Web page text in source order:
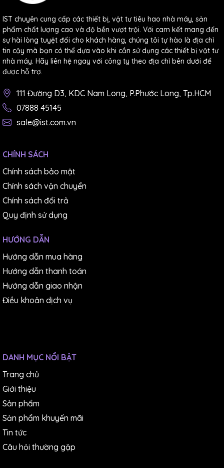
IST chuyên cung cấp các thiết bị, vật tư tiêu hao nhà máy, sản
phẩm chất lượng cao và độ bền vượt trội. Với cam kết mang đến
sự hài lòng tuyệt đối cho khách hàng, chúng tôi tự hào là địa chỉ
tin cậy mà bạn có thể dựa vào khi cần sử dụng các thiết bị vật tư
nhà máy. Hãy liên hệ ngay với công ty theo địa chỉ bên dưới để
được hỗ trợ.
111 Đường D3, KDC Nam Long, P.Phước Long, Tp.HCM
07888 45145
sale@ist.com.vn
CHÍNH SÁCH
Chính sách bảo mật
Chính sách vận chuyển
Chính sách đổi trả
Quy định sử dụng
HƯỚNG DẪN
Hướng dẫn mua hàng
Hướng dẫn thanh toán
Hướng dẫn giao nhận
Điều khoản dịch vụ
DANH MỤC NỔI BẬT
Trang chủ
Giới thiệu
Sản phẩm
Sản phẩm khuyến mãi
Tin tức
Câu hỏi thường gặp